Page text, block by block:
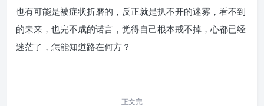
也有可能是被症状折磨的，反正就是扒不开的迷雾，看不到
的未来，也完不成的诺言，觉得自己根本戒不掉，心都已经
迷茫了，怎能知道路在何方？
正文完